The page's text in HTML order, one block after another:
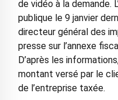
de vidéo à la demande.
publique le 9 janvier
directeur général des
presse sur l’annexe
D’après les
montant versé par le
de l’entreprise taxée.